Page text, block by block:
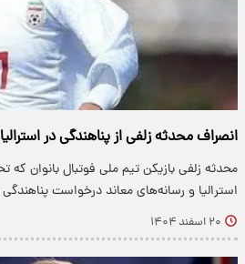
انصراف محدثه زلفی از پناهندگی در استرالیا
محدثه زلفی بازیکن تیم ملی فوتبال بانوان
استرالیا و رسانه‌های معاند درخواست
۲۰ اسفند ۱۴۰۴